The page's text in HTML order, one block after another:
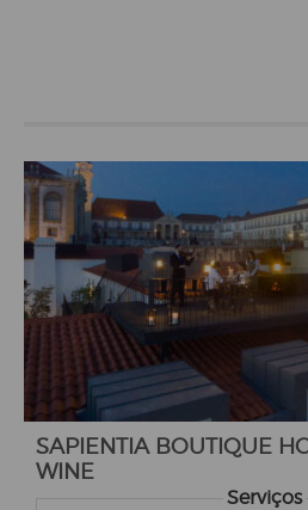
SAPIENTIA BOUTIQUE
WINE
Serviços